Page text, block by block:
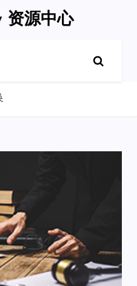
资源中心